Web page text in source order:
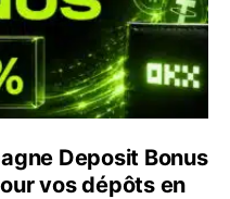
Deposit Bonus
vos dépôts en